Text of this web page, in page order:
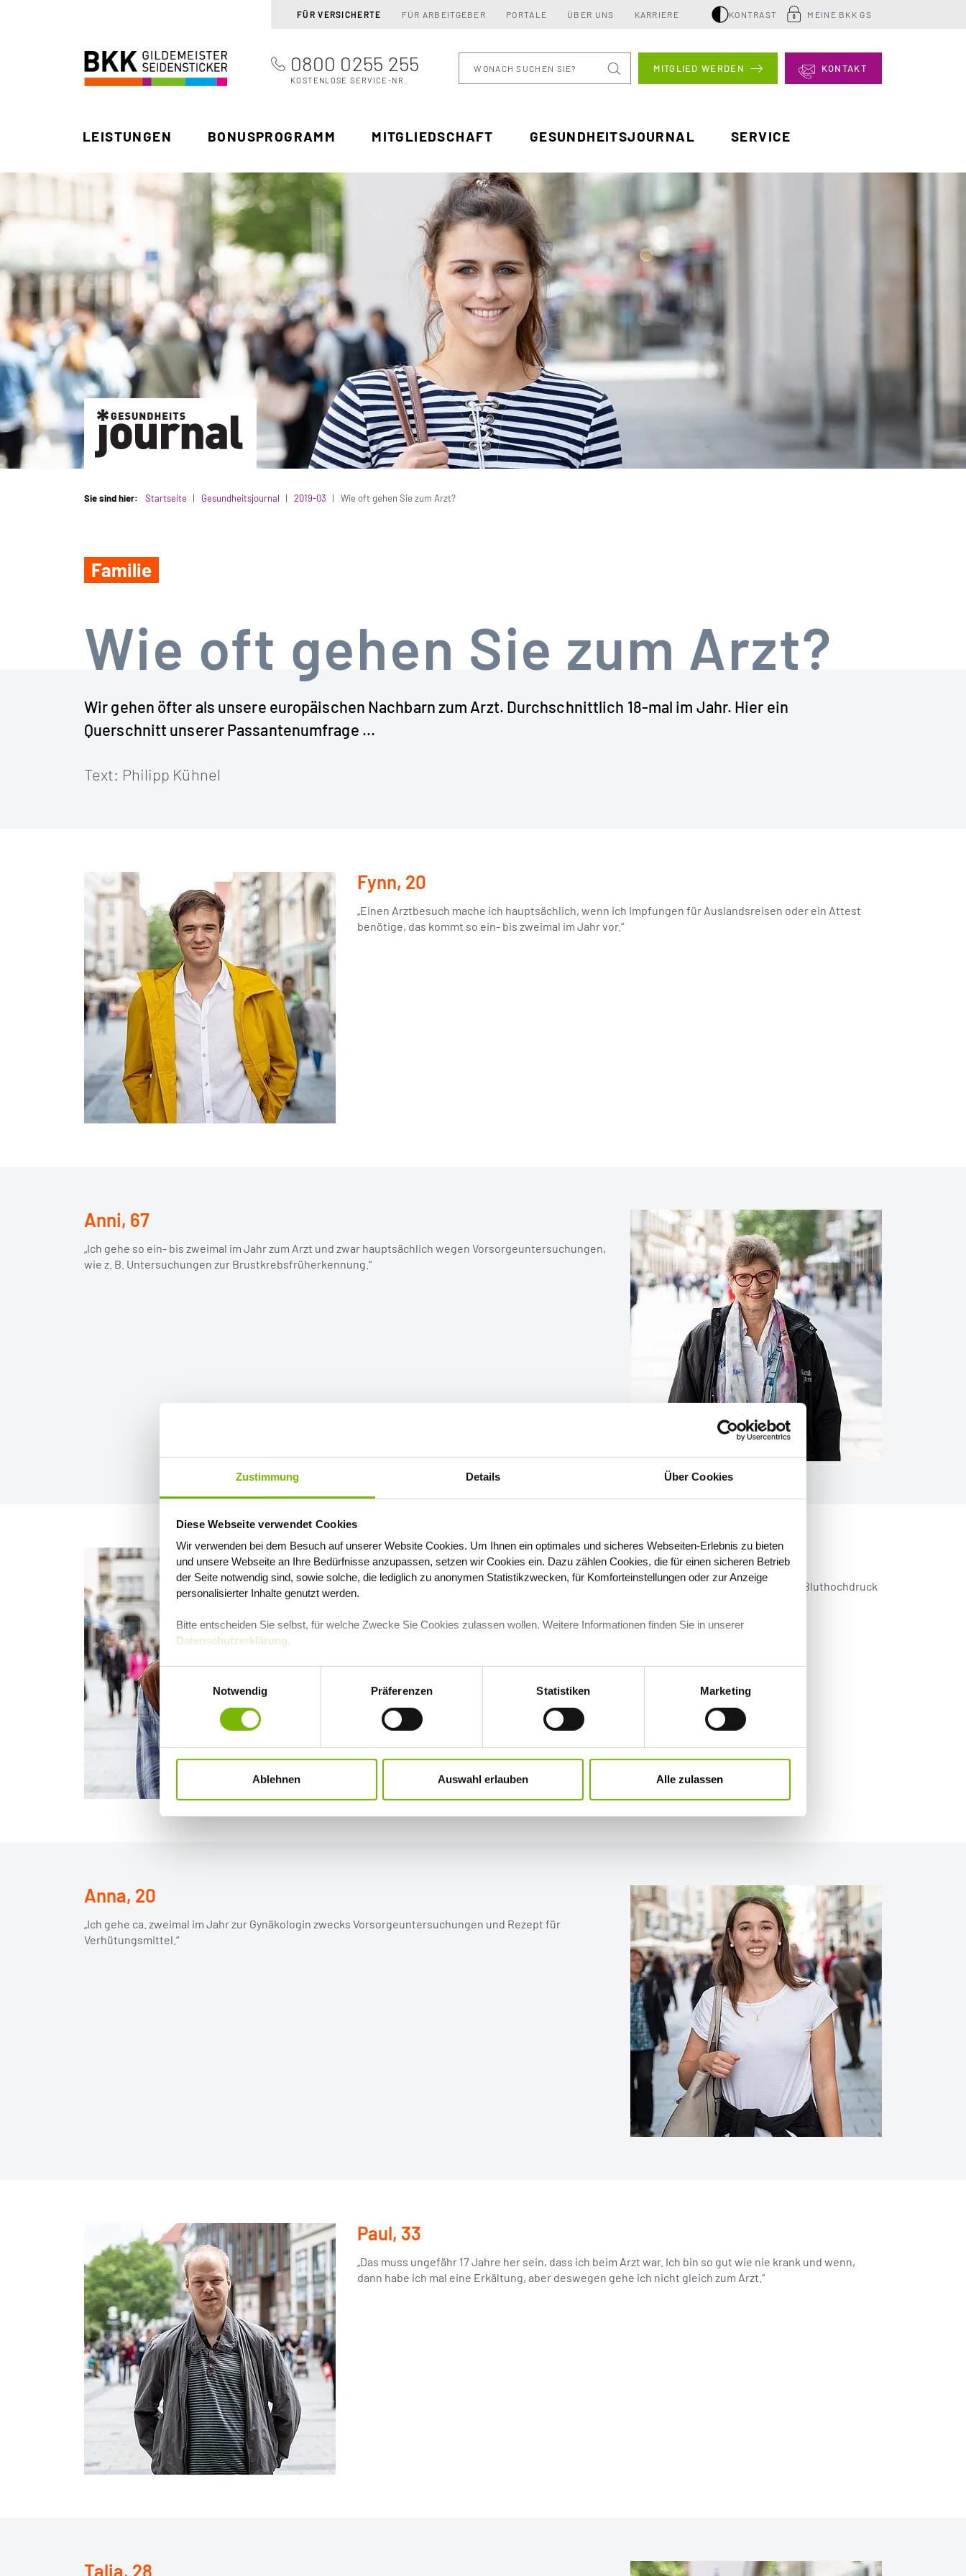
Zustimmung Details Über Cookies
Diese Webseite verwendet Cookies
Wir verwenden bei dem Besuch auf unserer Website Cookies. Um Ihnen ein optimales und sicheres Webseiten-Erlebnis zu bieten
und unsere Webseite an Ihre Bedürfnisse anzupassen, setzen wir Cookies ein. Dazu zählen Cookies, die für einen sicheren Betrieb
der Seite notwendig sind, sowie solche, die lediglich zu anonymen Statistikzwecken, für Komforteinstellungen oder zur Anzeige
personalisierter Inhalte genutzt werden.
Bitte entscheiden Sie selbst, für welche Zwecke Sie Cookies zulassen wollen. Weitere Informationen finden Sie in unserer
Datenschutzerklärung.
Einwilligungsauswahl
Notwendig
Präferenzen Statistiken Marketing
Ablehnen Auswahl erlauben Alle zulassen
FÜR VERSICHERTE FÜR ARBEITGEBER PORTALE ÜBER UNS KARRIERE KONTRAST MEINE BKK GS
BKK Gildemeister
Seidensticker
0800 0255 255
KOSTENLOSE SERVICE-NR.
Suchen MITGLIED WERDEN KONTAKT
LEISTUNGEN BONUSPROGRAMM MITGLIEDSCHAFT GESUNDHEITSJOURNAL SERVICE
Sie sind hier: Startseite Gesundheitsjournal 2019-03 Wie oft gehen Sie zum Arzt?
Familie
Wie oft gehen Sie zum Arzt?
Wir gehen öfter als unsere europäischen Nachbarn zum Arzt. Durchschnittlich 18-mal im Jahr. Hier ein
Querschnitt unserer Passantenumfrage ...
Text: Philipp Kühnel
Fynn, 20
„Einen Arztbesuch mache ich hauptsächlich, wenn ich Impfungen für Auslandsreisen oder ein Attest
benötige, das kommt so ein- bis zweimal im Jahr vor.“
Anni, 67
„Ich gehe so ein- bis zweimal im Jahr zum Arzt und zwar hauptsächlich wegen Vorsorge­untersuchungen,
wie z. B. Untersuchungen zur Brustkrebs­­früherkennung.“
Günter, 66
„Ich gehe alle acht Wochen zum Arzt, allerdings nur, um mir regelmäßig ein Rezept gegen Bluthochdruck
zu holen. Zu Vorsorge­untersuchungen gehe ich ein- bis zweimal im Jahr.“
Anna, 20
„Ich gehe ca. zweimal im Jahr zur Gynäkologin zwecks Vorsorge­untersuchungen und Rezept für
Verhütungsmittel.“
Paul, 33
„Das muss ungefähr 17 Jahre her sein, dass ich beim Arzt war. Ich bin so gut wie nie krank und wenn,
dann habe ich mal eine Erkältung, aber deswegen gehe ich nicht gleich zum Arzt.“
Talia, 28